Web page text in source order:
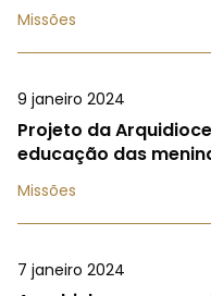
Missões
9 janeiro 2024
Projeto da
educação das
Missões
7 janeiro 2024